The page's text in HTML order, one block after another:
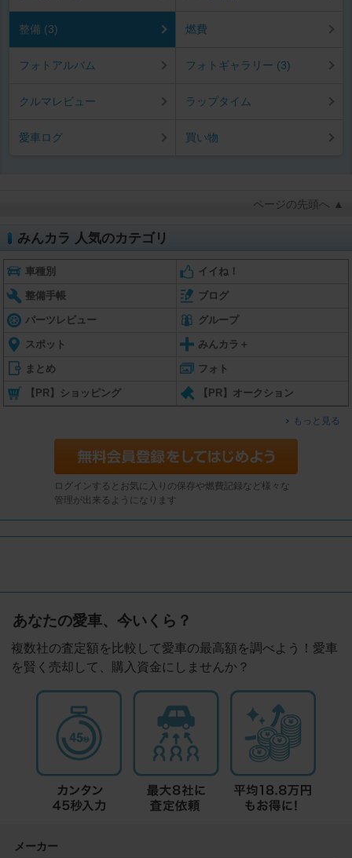
整備 (3) 燃費
フォトアルバム フォトギャラリー (3)
クルマレビュー ラップタイム
愛車ログ 買い物
ページの先頭へ ▲
みんカラ 人気のカテゴリ
車種別 イイね！
整備手帳 ブログ
パーツレビュー グループ
スポット みんカラ＋
まとめ フォト
【PR】ショッピング 【PR】オークション
もっと見る
ログインするとお気に入りの保存や燃費記録など様々な
管理が出来るようになります
あなたの愛車、今いくら？
複数社の査定額を比較して愛車の最高額を調べよう！愛車
を賢く売却して、購入資金にしませんか？
メーカー